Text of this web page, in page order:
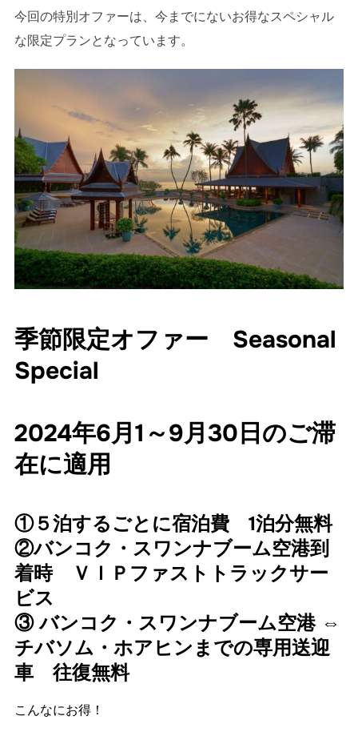
今回の特別オファーは、今までにないお得なスペシャル
な限定プランとなっています。
季節限定オファー Seasonal
Special
2024年6月1～9月30日のご滞
在に適用
①５泊するごとに宿泊費 1泊分無料
②バンコク・スワンナブーム空港到
着時 ＶＩＰファストトラックサー
ビス
③ バンコク・スワンナブーム空港 ⇔
チバソム・ホアヒンまでの専用送迎
車 往復無料
こんなにお得！